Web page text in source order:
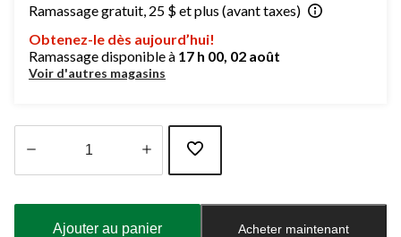
Ramassage gratuit, 25 $ et plus (avant taxes)
Obtenez-le dès aujourd’hui!
Ramassage disponible à 17 h 00, 02 août
Voir d'autres magasins
Ajouter au panier Acheter maintenant